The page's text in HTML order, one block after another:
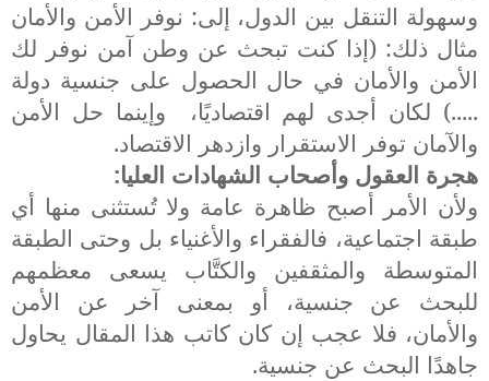
وسهولة التنقل بين الدول، إلى: نوفر الأمن والأمان
مثال ذلك: (إذا كنت تبحث عن وطن آمن نوفر لك
الأمن والأمان في حال الحصول على جنسية دولة
.....) لكان أجدى لهم اقتصاديًا،
وإينما حل الأمن
والآمان توفر الاستقرار وازدهر الاقتصاد.
هجرة العقول وأصحاب الشهادات العليا:
ولأن الأمر أصبح ظاهرة عامة ولا تُستثنى منها أي
طبقة اجتماعية، فالفقراء والأغنياء بل وحتى الطبقة
المتوسطة والمثقفين والكتَّاب يسعى معظمهم
للبحث عن جنسية، أو بمعنى آخر عن الأمن
والأمان، فلا عجب إن كان كاتب هذا المقال يحاول
جاهدًا البحث عن جنسية.